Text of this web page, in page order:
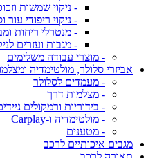
- ניקוי שמשות
- ניקוי ריפודי עור
- מנטרלי ריחות
- מגבות ועזרים
- מוצרי עבודה משלימים
אביזרי סלולר, מולטימדיה
- מעמדים לסלולר
- מצלמות דרך
- בידוריות ורמקולים
- מולטימדיה ו-Carplay
- מטענים
מגבים איכותיים לרכב